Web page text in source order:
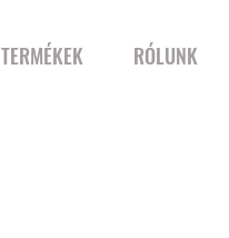
TERMÉKEK RÓLUNK